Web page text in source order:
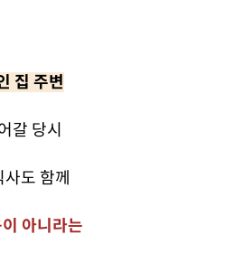
집 주변
갈 당시
도 함께
아니라는